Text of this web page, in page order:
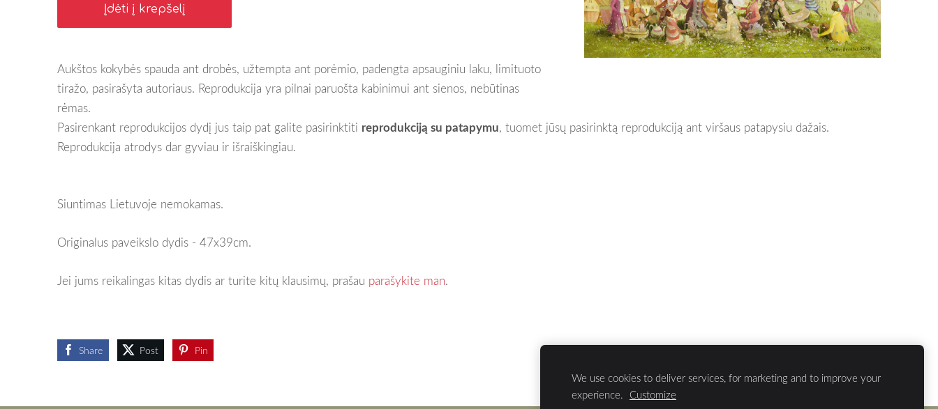
Įdėti į krepšelį
Aukštos kokybės spauda ant drobės, užtempta ant porėmio, padengta apsauginiu laku, limituoto
tiražo, pasirašyta autoriaus. Reprodukcija yra pilnai paruošta kabinimui ant sienos, nebūtinas
rėmas.
Pasirenkant reprodukcijos dydį jus taip pat galite pasirinktiti reprodukciją su patapymu, tuomet jūsų pasirinktą reprodukciją ant viršaus patapysiu dažais.
Reprodukcija atrodys dar gyviau ir išraiškingiau.
Siuntimas Lietuvoje nemokamas.
Originalus paveikslo dydis - 47x39cm.
Jei jums reikalingas kitas dydis ar turite kitų klausimų, prašau parašykite man.
Share Post Pin
We use cookies to deliver services, for marketing and to improve your
experience. Customize